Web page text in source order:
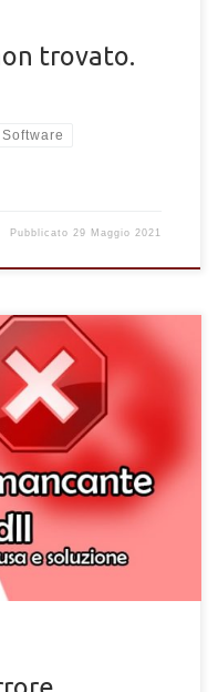
trovato.
Software
Pubblicato29 Maggio 2021
msvcr110.dll. Guida e
non presente sul